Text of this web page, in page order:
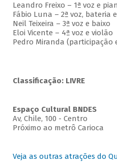
Leandro Freixo – 1ª voz e
Fábio Luna – 2ª voz, bateria
Neil Teixeira – 3ª voz e baixo
Eloi Vicente – 4ª voz e violão
Pedro Miranda (participação
Classificação: LIVRE
Espaço Cultural BNDES
Av, Chile, 100 - Centro
Próximo ao metrô Carioca
Veja as outras atrações do